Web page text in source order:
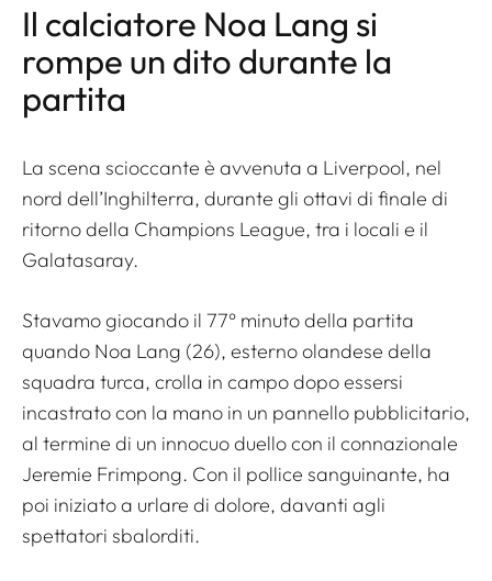
Il calciatore Noa Lang si
rompe un dito durante la
partita
La scena scioccante è avvenuta a Liverpool, nel
nord dell’Inghilterra, durante gli ottavi di finale di
ritorno della Champions League, tra i locali e il
Galatasaray.
Stavamo giocando il 77° minuto della partita
quando Noa Lang (26), esterno olandese della
squadra turca, crolla in campo dopo essersi
incastrato con la mano in un pannello pubblicitario,
al termine di un innocuo duello con il connazionale
Jeremie Frimpong. Con il pollice sanguinante, ha
poi iniziato a urlare di dolore, davanti agli
spettatori sbalorditi.